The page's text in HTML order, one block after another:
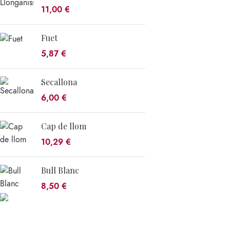
11,00 €
Fuet
5,87 €
Secallona
6,00 €
Cap de llom
10,29 €
Bull Blanc
8,50 €